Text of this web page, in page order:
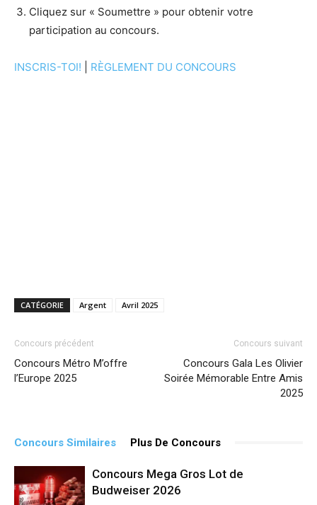
Cliquez sur « Soumettre » pour obtenir votre
participation au concours.
INSCRIS-TOI! RÈGLEMENT DU CONCOURS
CATÉGORIE Argent Avril 2025
Concours précédent
Concours Métro M’offre
l’Europe 2025
Concours suivant
Concours Gala Les Olivier
Soirée Mémorable Entre Amis
2025
Concours Similaires Plus De Concours
Concours Mega Gros Lot de
Budweiser 2026